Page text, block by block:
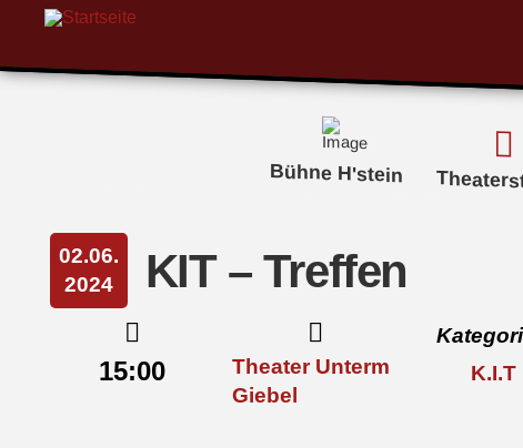
Bühne H'stein
02.06.
2024
KIT – Treffen
15:00
Theater Unterm
Giebel
K.I.T